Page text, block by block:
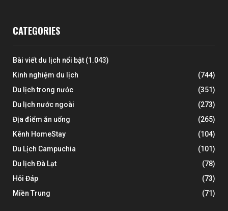
CATEGORIES
Bài viết du lịch nổi bật (1.043)
Kinh nghiệm du lịch
(744)
Du lịch trong nước
(351)
Du lịch nước ngoài
(273)
Địa điểm ăn uống
(265)
Kênh HomeStay
(104)
Du Lịch Campuchia
(101)
Du lịch Đà Lạt
(78)
Hỏi Đáp
(73)
Miền Trung
(71)